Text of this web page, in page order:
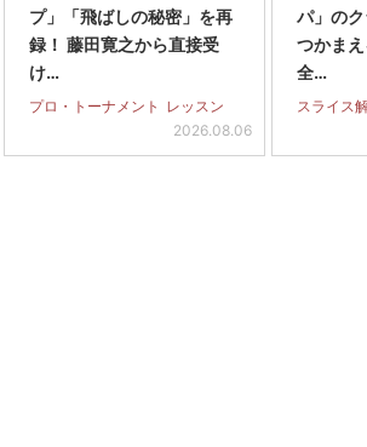
プ」「飛ばしの秘密」を再
録！ 藤田寛之から直接受
け…
プロ・トーナメント レッスン
2026.08.06
パ」の
つかま
全…
スライス